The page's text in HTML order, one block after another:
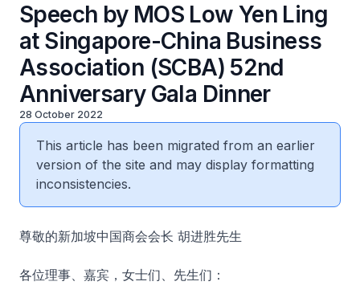
Speech by MOS Low Yen Ling
at Singapore-China Business
Association (SCBA) 52nd
Anniversary Gala Dinner
28 October 2022
This article has been migrated from an earlier
version of the site and may display formatting
inconsistencies.
尊敬的新加坡中国商会会长 胡进胜先生
各位理事、嘉宾，女士们、先生们：